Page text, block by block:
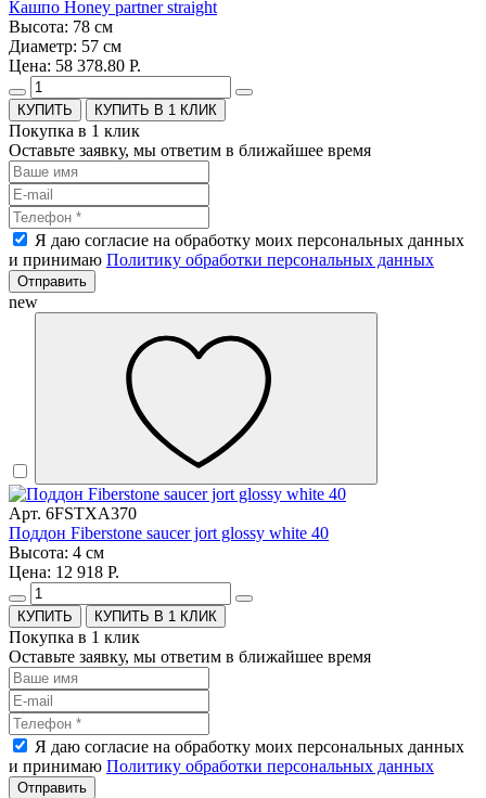
Кашпо Honey partner straight
Высота: 78 см
Диаметр: 57 см
Цена: 58 378.80 Р.
КУПИТЬ В 1 КЛИК
Покупка в 1 клик
Оставьте заявку, мы ответим в ближайшее время
Я даю согласие на обработку моих персональных данных
и принимаю Политику обработки персональных данных
Отправить
new
Арт. 6FSTXA370
Поддон Fiberstone saucer jort glossy white 40
Высота: 4 см
Цена: 12 918 Р.
КУПИТЬ В 1 КЛИК
Покупка в 1 клик
Оставьте заявку, мы ответим в ближайшее время
Я даю согласие на обработку моих персональных данных
и принимаю Политику обработки персональных данных
Отправить